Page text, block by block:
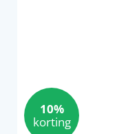
10%
korting